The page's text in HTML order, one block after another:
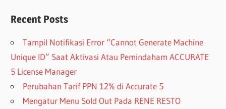
Recent Posts
Tampil Notifikasi Error “Cannot Generate Machine
Unique ID” Saat Aktivasi Atau Pemindaham ACCURATE
5 License Manager
Perubahan Tarif PPN 12% di Accurate 5
Mengatur Menu Sold Out Pada RENE RESTO